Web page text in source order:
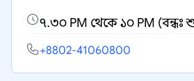
৭.৩০ PM থেকে ১০ PM (বন্ধঃ
+8802-41060800